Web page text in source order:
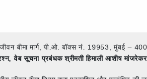
जीवन बीमा मार्ग, पी.ओ. बॉक्स नं. 19953, मुंबई –
वेब सूचना प्रबंधक श्रीमती हिमाली आशीष